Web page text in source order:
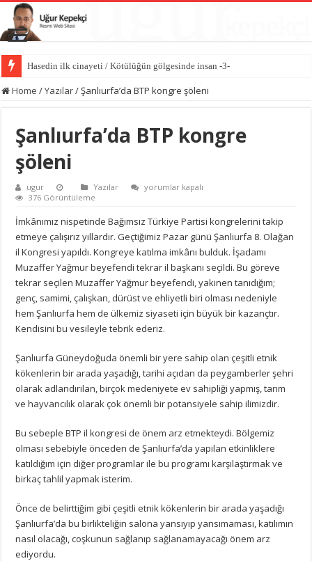
Hasedin ilk cinayeti / Kötülüğün gölgesinde insan -3-
Home /Yazılar/Şanlıurfa’da BTP kongre şöleni
Şanlıurfa’da BTP kongre
şöleni
ugur Yazılar
Şanlıurfa’da
şöleni
için
yorumlar kapalı
376 Görüntüleme
İmkânımız nispetinde Bağımsız Türkiye Partisi kongrelerini takip
etmeye çalışırız yıllardır. Geçtiğimiz Pazar günü Şanlıurfa 8. Olağan
il Kongresi yapıldı. Kongreye katılma imkânı bulduk. İşadamı
Muzaffer Yağmur beyefendi tekrar il başkanı seçildi. Bu göreve
tekrar seçilen Muzaffer Yağmur beyefendi, yakinen tanıdığım;
genç, samimi, çalışkan, dürüst ve ehliyetli biri olması nedeniyle
hem Şanlıurfa hem de ülkemiz siyaseti için büyük bir kazançtır.
Kendisini bu vesileyle tebrik ederiz.
Şanlıurfa Güneydoğuda önemli bir yere sahip olan çeşitli etnik
kökenlerin bir arada yaşadığı, tarihi açıdan da peygamberler şehri
olarak adlandırılan, birçok medeniyete ev sahipliği yapmış, tarım
ve hayvancılık olarak çok önemli bir potansiyele sahip ilimizdir.
Bu sebeple BTP il kongresi de önem arz etmekteydi. Bölgemiz
olması sebebiyle önceden de Şanlıurfa’da yapılan etkinliklere
katıldığım için diğer programlar ile bu programı karşılaştırmak ve
birkaç tahlil yapmak isterim.
Önce de belirttiğim gibi çeşitli etnik kökenlerin bir arada yaşadığı
Şanlıurfa’da bu birlikteliğin salona yansıyıp yansımaması, katılımın
nasıl olacağı, coşkunun sağlanıp sağlanamayacağı önem arz
ediyordu.